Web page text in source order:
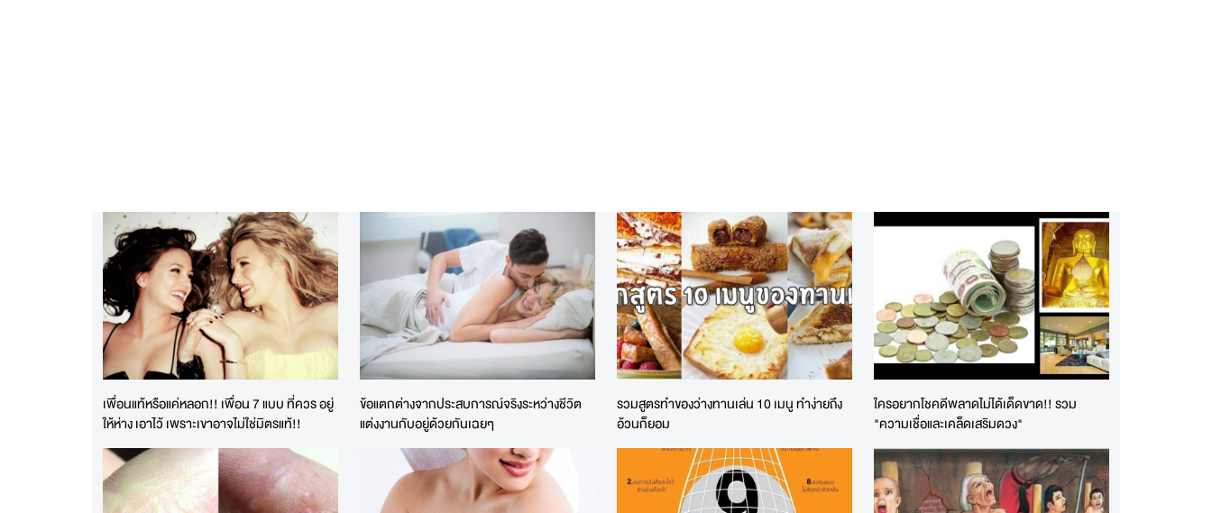
เพื่อนแท้หรือแค่หลอก!! เพื่อน 7 แบบ ที่ควร อยู่
ให้ห่าง เอาไว้ เพราะเขาอาจไม่ใช่มิตรแท้!!
ข้อแตกต่างจากประสบการณ์จริงระหว่างชีวิต
แต่งงานกับอยู่ด้วยกันเฉยๆ
รวมสูตรทำของว่างทานเล่น 10 เมนู ทำง่ายถึง
อ้วนก็ยอม
ใครอยากโชคดีพลาดไม่ได้เด็ดขาด!! รวม
"ความเชื่อและเคล็ดเสริมดวง"